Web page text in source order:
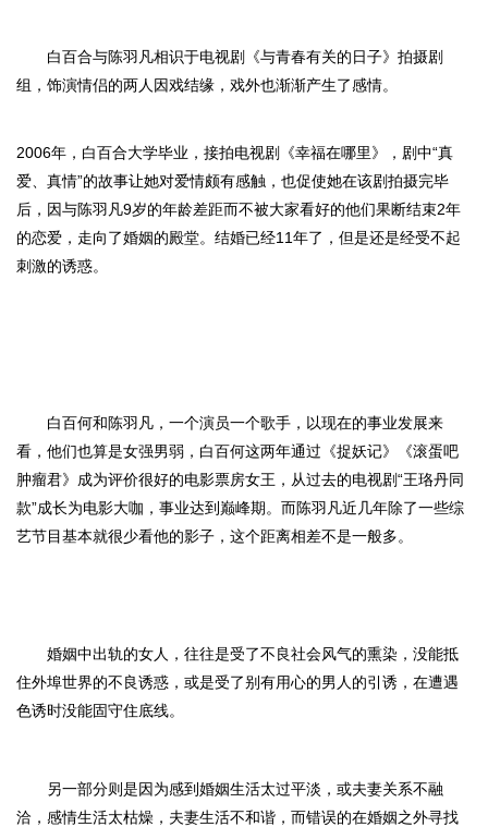
白百合与陈羽凡相识于电视剧 《与青春有关的日子》 拍摄剧
组，饰演情侣的两人因戏结缘，戏外也渐渐产生了感情。
2006年， 白百合大学毕业，接拍电视剧 《幸福在哪里》 ，剧中“真
爱、真情”的故事让她对爱情颇有感触，也促使她在该剧拍摄完毕
后，因与陈羽凡9岁的年龄差距而不被大家看好的他们果断结束2年
的恋爱，走向了婚姻的殿堂。 结婚已经11年了，但是还是经受不起
刺激的诱惑。
白百何和陈羽凡，一个演员一个歌手，以现在的事业发展来
看，他们也算是女强男弱，白百何这两年通过《捉妖记》《滚蛋吧
肿瘤君》成为评价很好的电影票房女王，从过去的电视剧“王珞丹同
款”成长为电影大咖，事业达到巅峰期。 而陈羽凡近几年除了一些综
艺节目基本就很少看他的影子，这个距离相差不是一般多。
婚姻中出轨的女人，往往是受了不良社会风气的熏染，没能抵
住外埠世界的不良诱惑，或是受了别有用心的男人的引诱，在遭遇
色诱时没能固守住底线。
另一部分则是因为感到婚姻生活太过平淡，或夫妻关系不融
洽，感情生活太枯燥，夫妻生活不和谐，而错误的在婚姻之外寻找